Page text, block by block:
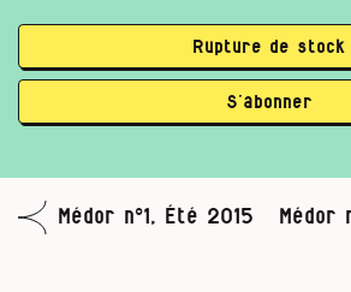
Rupture de stock
S’abonner
Médor n°1, Été 2015 Médor